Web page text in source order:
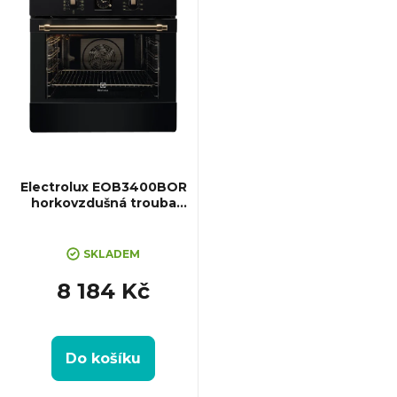
Electrolux EOB3400BOR
horkovzdušná trouba
SKLADEM
8 184 Kč
Do košíku